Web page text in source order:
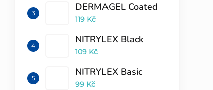
DERMAGEL Coated
119 Kč
NITRYLEX Black
109 Kč
NITRYLEX Basic
99 Kč